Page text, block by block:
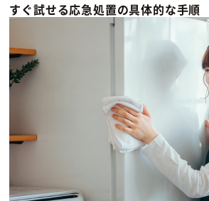
すぐ試せる応急処置の具体的な手順